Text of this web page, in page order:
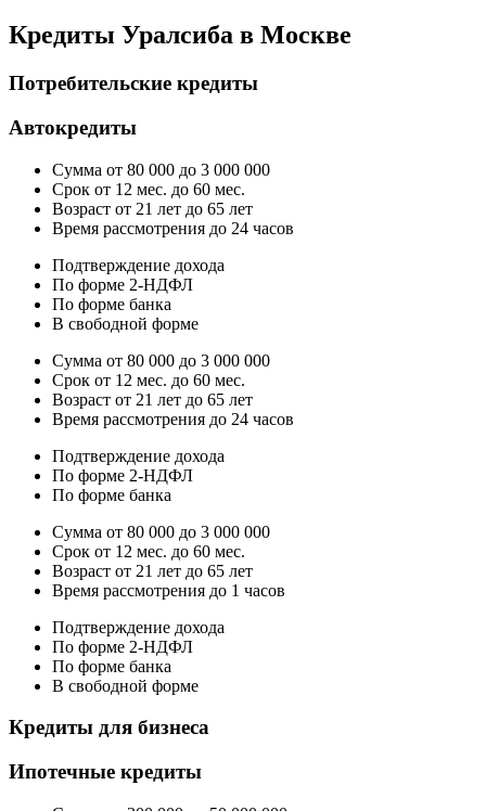
Кредиты Уралсиба в Москве
Потребительские кредиты
Автокредиты
Сумма от 80 000 до 3 000 000
Срок от 12 мес. до 60 мес.
Возраст от 21 лет до 65 лет
Время рассмотрения до 24 часов
Подтверждение дохода
По форме 2-НДФЛ
По форме банка
В свободной форме
Сумма от 80 000 до 3 000 000
Срок от 12 мес. до 60 мес.
Возраст от 21 лет до 65 лет
Время рассмотрения до 24 часов
Подтверждение дохода
По форме 2-НДФЛ
По форме банка
Сумма от 80 000 до 3 000 000
Срок от 12 мес. до 60 мес.
Возраст от 21 лет до 65 лет
Время рассмотрения до 1 часов
Подтверждение дохода
По форме 2-НДФЛ
По форме банка
В свободной форме
Кредиты для бизнеса
Ипотечные кредиты